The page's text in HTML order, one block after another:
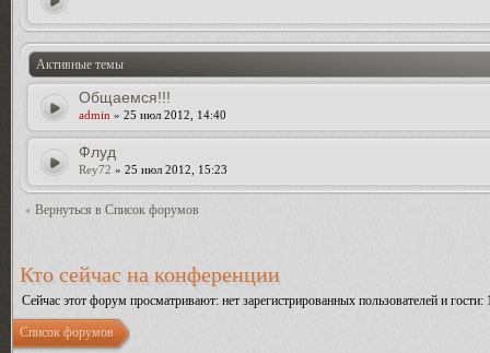
Активные темы
Общаемся!!!
admin » 25 июл 2012, 14:40
Флуд
Rey72 » 25 июл 2012, 15:23
Вернуться в Список форумов
Кто сейчас на конференции
Сейчас этот форум просматривают: нет зарегистрированных пользователей и гости:
Список форумов